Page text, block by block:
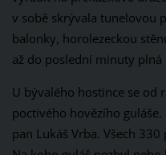
v sobě skrývala tunelovou
balonky, horolezeckou
až do poslední minuty plná
U bývalého hostince se od
poctivého hovězího
pan Lukáš Vrba. Všech